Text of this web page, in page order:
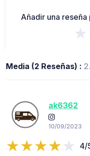
Añadir una reseña
Media (2 Reseñas) :
ak6362
10/09/2023
4/